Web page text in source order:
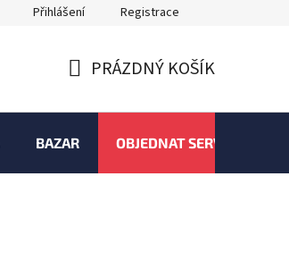
Přihlášení Registrace
KOŠÍK
PRÁZDNÝ KOŠÍK
BAZAR OBJEDNAT SERVIS